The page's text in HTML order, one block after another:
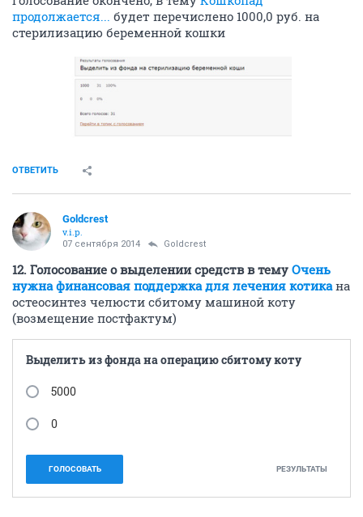
продолжается... будет перечислено 1000,0 руб. на
стерилизацию беременной кошки
ОТВЕТИТЬ
Goldcrest
v.i.p.
07 сентября 2014 Goldcrest
12. Голосование о выделении средств в тему Очень
нужна финансовая поддержка для лечения котика на
остеосинтез челюсти сбитому машиной коту
(возмещение постфактум)
Выделить из фонда на операцию сбитому коту
5000
0
ГОЛОСОВАТЬ РЕЗУЛЬТАТЫ